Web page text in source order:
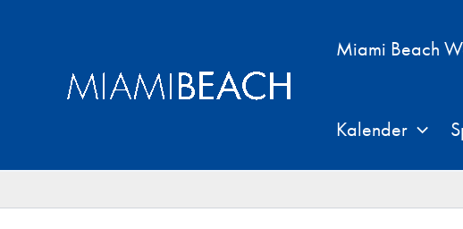
Miami Beach
Kalender